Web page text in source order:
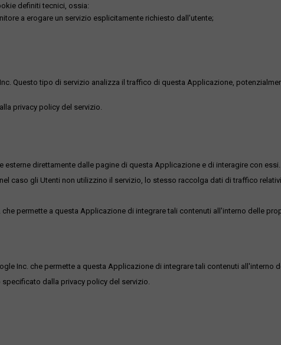
definiti tecnici, ossia:
a erogare un servizio esplicitamente richiesto dall'utente;
Questo tipo di servizio analizza il traffico di questa Applicazione,
privacy policy del servizio.
direttamente dalle pagine di questa Applicazione e di interagire con essi.
caso gli Utenti non utilizzino il servizio, lo stesso raccolga dati di traffico
permette a questa Applicazione di integrare tali contenuti all'interno delle
Inc. che permette a questa Applicazione di integrare tali contenuti all'interno
dalla privacy policy del servizio.